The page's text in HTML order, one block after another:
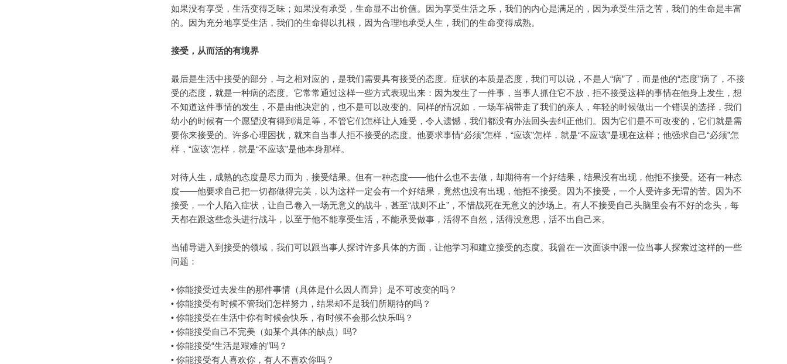
如果没有享受，生活变得乏味；如果没有承受，生命显不出价值。因为享受生活之乐，我们的内心是满足的，因为承受生活之苦，我们的生命是丰富
的。因为充分地享受生活，我们的生命得以扎根，因为合理地承受人生，我们的生命变得成熟。
接受，从而活的有境界
最后是生活中接受的部分，与之相对应的，是我们需要具有接受的态度。症状的本质是态度，我们可以说，不是人“病”了，而是他的“态度”病了，不接
受的态度，就是一种病的态度。它常常通过这样一些方式表现出来：因为发生了一件事，当事人抓住它不放，拒不接受这样的事情在他身上发生，想
不知道这件事情的发生，不是由他决定的，也不是可以改变的。同样的情况如，一场车祸带走了我们的亲人，年轻的时候做出一个错误的选择，我们
幼小的时候有一个愿望没有得到满足等，不管它们怎样让人难受，令人遗憾，我们都没有办法回头去纠正他们。因为它们是不可改变的，它们就是需
要你来接受的。许多心理困扰，就来自当事人拒不接受的态度。他要求事情“必须”怎样，“应该”怎样，就是“不应该”是现在这样；他强求自己“必须”怎
样，“应该”怎样，就是“不应该”是他本身那样。
对待人生，成熟的态度是尽力而为，接受结果。但有一种态度——他什么也不去做，却期待有一个好结果，结果没有出现，他拒不接受。还有一种态
度——他要求自己把一切都做得完美，以为这样一定会有一个好结果，竟然也没有出现，他拒不接受。因为不接受，一个人受许多无谓的苦。因为不
接受，一个人陷入症状，让自己卷入一场无意义的战斗，甚至“战则不止”，不惜战死在无意义的沙场上。有人不接受自己头脑里会有不好的念头，每
天都在跟这些念头进行战斗，以至于他不能享受生活，不能承受做事，活得不自然，活得没意思，活不出自己来。
当辅导进入到接受的领域，我们可以跟当事人探讨许多具体的方面，让他学习和建立接受的态度。我曾在一次面谈中跟一位当事人探索过这样的一些
问题：
• 你能接受过去发生的那件事情（具体是什么因人而异）是不可改变的吗？
• 你能接受有时候不管我们怎样努力，结果却不是我们所期待的吗？
• 你能接受在生活中你有时候会快乐，有时候不会那么快乐吗？
• 你能接受自己不完美（如某个具体的缺点）吗?
• 你能接受“生活是艰难的”吗？
• 你能接受有人喜欢你，有人不喜欢你吗？